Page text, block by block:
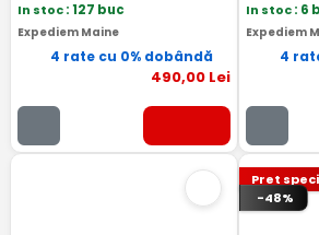
In stoc: 127 buc
Expediem Maine
4 rate cu 0% dobândă
490,00Lei
In stoc: 6
Expediem
4
Pret
-48%